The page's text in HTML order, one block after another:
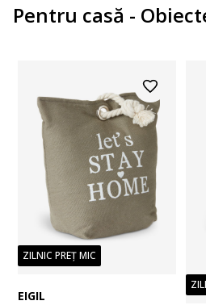
Pentru casă -
ZILNIC PREȚ MIC
EIGIL